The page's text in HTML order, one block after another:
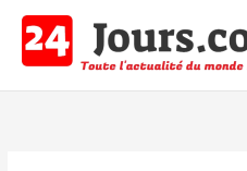
contenu